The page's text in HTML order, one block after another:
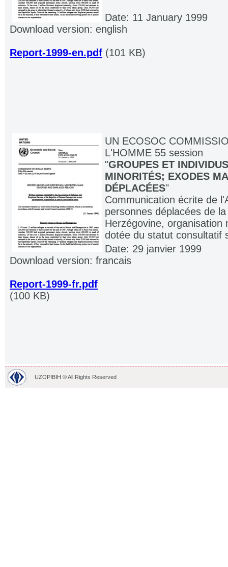
Date: 11 January 1999
Download version: english
Report-1999-en.pdf (101 KB)
UN ECOSOC
L'HOMME 55 session
"GROUPES ET
MINORITÉS; EXODES
DÉPLACÉES"
Communication écrite de
personnes déplacées de
Herzégovine, organisation
dotée du statut consultatif
Date: 29 janvier 1999
Download version: francais
Report-1999-fr.pdf
(100 KB)
UZOPIBIH © All Rights Reserved